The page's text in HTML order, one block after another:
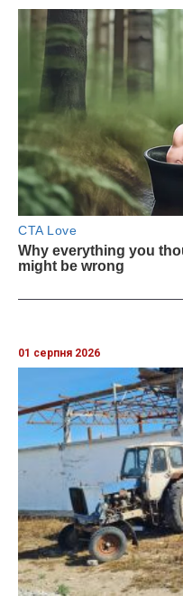
01 серпня 2026